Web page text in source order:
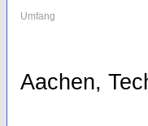
Umfang
Aachen,